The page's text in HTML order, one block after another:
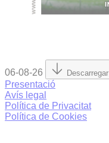
06-08-26
Presentació
Avís legal
Política de Privacitat
Política de Cookies